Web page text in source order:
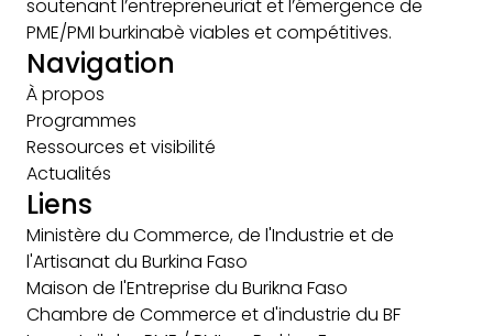
soutenant l’entrepreneuriat et l’émergence de
PME/PMI burkinabè viables et compétitives.
Navigation
À propos
Programmes
Ressources et visibilité
Actualités
Liens
Ministère du Commerce, de l'Industrie et de
l'Artisanat du Burkina Faso
Maison de l'Entreprise du Burikna Faso
Chambre de Commerce et d'industrie du BF